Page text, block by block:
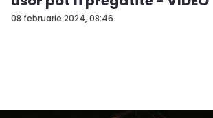
08 februarie 2024, 08:46